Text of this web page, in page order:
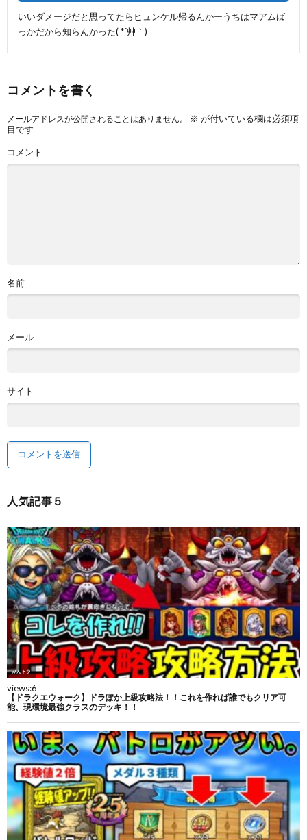
いいダメージだと思ってたらヒュンケル帰るんかーうちはマアムば
っかだから知らんかった( *´艸｀)
コメントを書く
メールアドレスが公開されることはありません。 ※ が付いている欄は必須項
目です
コメント
名前
メール
サイト
人気記事５